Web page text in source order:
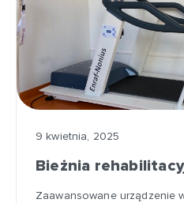
9 kwietnia, 2025
Bieżnia
Zaawansowane urządzenie